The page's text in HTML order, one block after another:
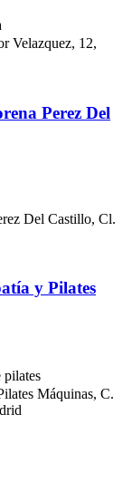
Velazquez, 12,
Perez Del
Del Castillo, Cl.
y Pilates
pilates
Máquinas, C.